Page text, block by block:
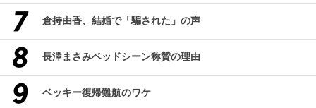
倉持由香、結婚で「騙された」の声
長澤まさみベッドシーン称賛の理由
ベッキー復帰難航のワケ